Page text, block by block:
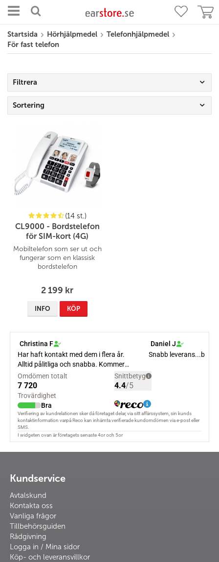
Startsida Hörhjälpmedel
Telefonhjälpmedel
För fast telefon
Filtrera
Sortering
(14 st.)
CL9000 - Bordstelefon
för SIM-kort (4G)
Mobiltelefon som ser ut och
fungerar som en klassisk
bordstelefon
2 199 kr
INFO KÖP
Kundservice
Avtalskund
Kontakta oss
Vanliga frågor
Tillbehörsguiden
Rådgivning
Logga in / Mina sidor
Köp- och leveransvillkor